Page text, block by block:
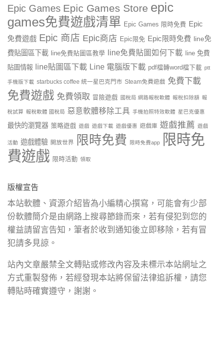
Epic Games Epic Games Store epic
games免費遊戲清單 Epic Games 限時免費 Epic
免費遊戲 Epic 商店 Epic商店 Epic限免 Epic限時免費 line免
費貼圖區下載
line免費貼圖區教學 line免費貼圖如何下載
line 免費
貼圖情報
line貼圖區下載 Line 電腦版下載 pdf檔轉word檔下載 ptt
手機版下載 starbucks coffee 統一星巴克門市 Steam免費遊戲 免費下載
免費遊戲 免費領取 冒險遊戲 國稅局 網路報稅軟體 報稅扣除額 報
稅試算 報稅軟體 國稅局 惡意軟體移除工具 手機拍照特效軟體 星巴克優惠
最快的瀏覽器 策略遊戲 遊戲 遊戲下載 遊戲優惠 遊戲庫 遊戲推薦 遊戲
活動 遊戲體驗 開放世界 限時免費 限時免費app
限時免
費遊戲 限時活動 領取
版權宣告
本站軟體、資源介紹皆為小編精心撰寫，可能會有少部
份軟體簡介是由網路上搜尋節錄而來，若有侵犯到您的
權益請留言告知，筆者於收到通知後立即移除，若有冒
犯請多見諒。
站內文章嚴禁全文轉貼或修改內容及未標示本站網址之
方式重製發佈，若經發現本站將保留法律追訴權，請您
轉貼時確實遵守，謝謝。